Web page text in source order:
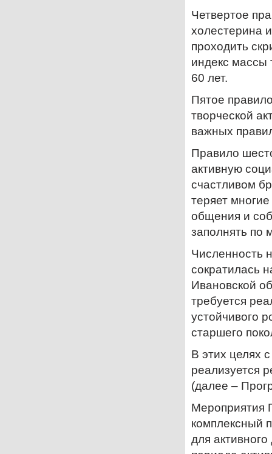
Четвертое
холестерина
проходить
индекс массы
60 лет.
Пятое
творческой
важных
Правило
активную
счастливом
теряет
общения и
заполнять по
Численность
сократилась
Ивановской
требуется
устойчивого
старшего
В этих целях
реализуется
(далее –
Мероприятия
комплексный
для